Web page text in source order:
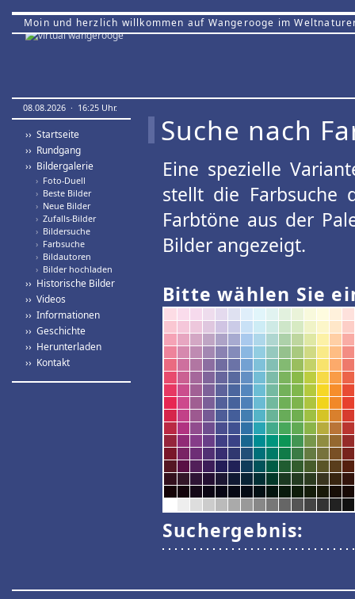
Moin und herzlich willkommen auf Wangerooge im
08.08.2026 · 16:25 Uhr.
›› Startseite
›› Rundgang
›› Bildergalerie
› Foto-Duell
› Beste Bilder
› Neue Bilder
› Zufalls-Bilder
› Bildersuche
› Farbsuche
› Bildautoren
› Bilder hochladen
›› Historische Bilder
›› Videos
›› Informationen
›› Geschichte
›› Herunterladen
›› Kontakt
Suche nach
Eine spezielle
stellt die Farbsuche
Farbtöne aus der
Bilder angezeigt.
Bitte wählen Sie
Suchergebnis: